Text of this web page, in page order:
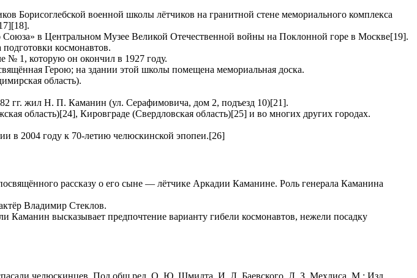
Борисоглебской военной школы лётчиков на гранитной стене мемориального комплекса
в Центральном Музее Великой Отечественной войны на Поклонной горе в Москве[19].
космонавтов.
№ 1, которую он окончил в 1927 году.
Герою; на здании этой школы помещена мемориальная доска.
область).
гг. жил Н. П. Каманин (ул. Серафимовича, дом 2, подъезд 10)[21].
область)[24], Кировграде (Свердловская область)[25] и во многих других городах.
в 2004 году к 70-летию челюскинской эпопеи.[26]
рассказу о его сыне — лётчике Аркадии Каманине. Роль генерала Каманина
Владимир Стеклов.
высказывает предпочтение варианту гибели космонавтов, нежели посадку
челюскинцев. Под общ ред. О. Ю. Шмидта, И. Л. Баевского, Л. З. Мехлиса. М.: Изд.